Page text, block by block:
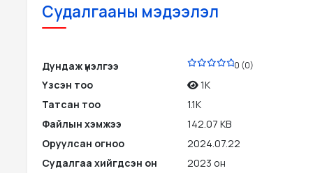
Судалгааны мэдээлэл
Дундаж үнэлгээ 0 (0)
Үзсэн тоо
1K
Татсан тоо
1.1K
Файлын хэмжээ
142.07 KB
Оруулсан огноо
2024.07.22
Судалгаа хийгдсэн он
2023 он